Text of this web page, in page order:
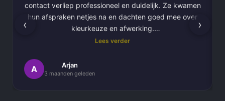
contact verliep professioneel en duidelijk. Ze kwamen
hun afspraken netjes na en dachten goed mee over
kleurkeuze en afwerking.
uitgevoerd. Alles is strak afgewerkt en ze werkten
netjes en zorgvuldig, met oog voor detail. .
Lees verder
A Arjan
3 maanden geleden
‹ ›